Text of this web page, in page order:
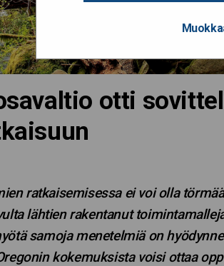
otti
ratkaisemisessa ei voi olla
lähtien rakentanut
samoja menetelmiä on
kokemuksista voisi ottaa